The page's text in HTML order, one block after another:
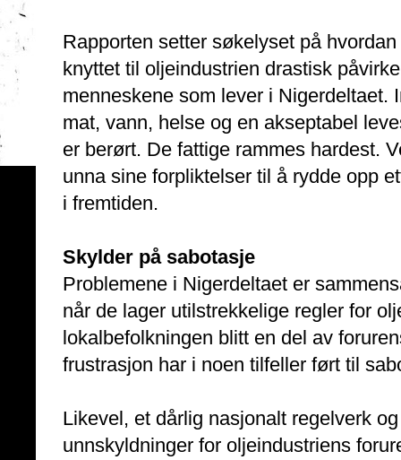
Rapporten setter søkelyset på
knyttet til oljeindustrien drastisk
menneskene som lever i Nigerdeltaet.
mat, vann, helse og en akseptabel
er berørt. De fattige rammes hardest.
unna sine forpliktelser til å rydde opp
i fremtiden.
Skylder på sabotasje
Problemene i Nigerdeltaet er
når de lager utilstrekkelige regler for
lokalbefolkningen blitt en del av
frustrasjon har i noen tilfeller ført til
Likevel, et dårlig nasjonalt regelverk
unnskyldninger for oljeindustriens